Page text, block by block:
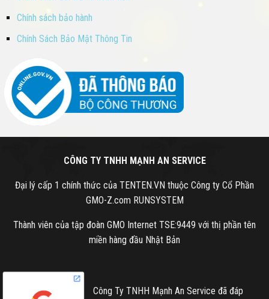
Chính sách bảo hành
Chính Sách Bảo Mật Thông Tin
CÔNG TY TNHH MẠNH AN SERVICE
Đại lý cấp 1 chính thức của TENTEN.VN thuộc Công ty Cổ Phần
GMO-Z.com RUNSYSTEM
Thành viên của tập đoàn GMO Internet TSE:9449 với thị phần tên
miền hàng đầu Nhật Bản
Công Ty TNHH Mạnh An Service đã đáp